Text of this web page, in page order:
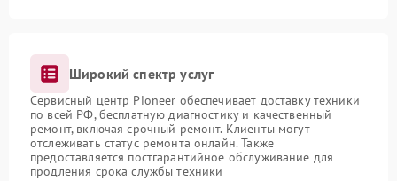
Широкий спектр услуг
Сервисный центр Pioneer обеспечивает доставку техники
по всей РФ, бесплатную диагностику и качественный
ремонт, включая срочный ремонт. Клиенты могут
отслеживать статус ремонта онлайн. Также
предоставляется постгарантийное обслуживание для
продления срока службы техники